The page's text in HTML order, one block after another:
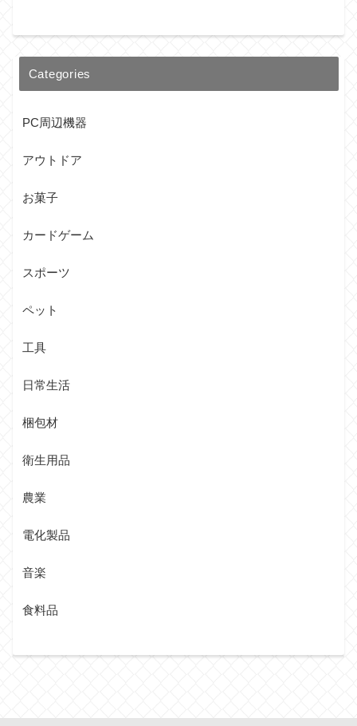
Categories
PC周辺機器
アウトドア
お菓子
カードゲーム
スポーツ
ペット
工具
日常生活
梱包材
衛生用品
農業
電化製品
音楽
食料品